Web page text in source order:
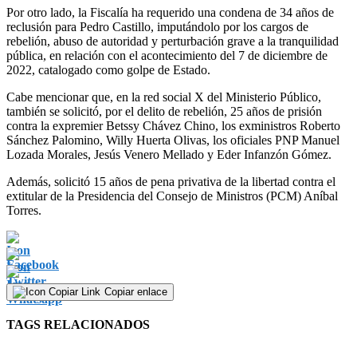
Por otro lado, la Fiscalía ha requerido una condena de 34 años de
reclusión para Pedro Castillo, imputándolo por los cargos de
rebelión, abuso de autoridad y perturbación grave a la tranquilidad
pública, en relación con el acontecimiento del 7 de diciembre de
2022, catalogado como golpe de Estado.
Cabe mencionar que, en la red social X del Ministerio Público,
también se solicitó, por el delito de rebelión, 25 años de prisión
contra la expremier Betssy Chávez Chino, los exministros Roberto
Sánchez Palomino, Willy Huerta Olivas, los oficiales PNP Manuel
Lozada Morales, Jesús Venero Mellado y Eder Infanzón Gómez.
Además, solicitó 15 años de pena privativa de la libertad contra el
extitular de la Presidencia del Consejo de Ministros (PCM) Aníbal
Torres.
Copiar enlace
TAGS RELACIONADOS